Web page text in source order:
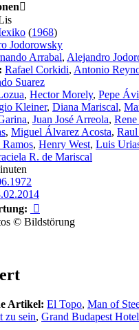

(1968)
Jodorowsky
Arrabal, Alejandro
Rafael Corkidi, Antonio
Suarez
, Hector Morely, Pepe
Kleiner, Diana Mariscal,
, Juan José Arreola,
, Miguel Álvarez Acosta,
, Henry West, Luis
R. de Mariscal

© Bildstörung
Artikel: El Topo, Man of
zu sein, Grand Budapest Hotel